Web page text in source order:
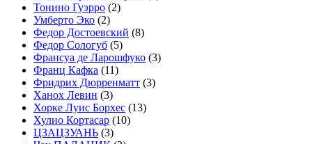
Тонино Гуэрро (2)
Умберто Эко (2)
Федор Достоевский (8)
Федор Сологуб (5)
Франсуа де Ларошфуко (3)
Франц Кафка (11)
Фридрих Дюрренматт (3)
Ханох Левин (3)
Хорке Луис Борхес (13)
Хулио Кортасар (10)
ЦЗАЦЗУАНЬ (3)